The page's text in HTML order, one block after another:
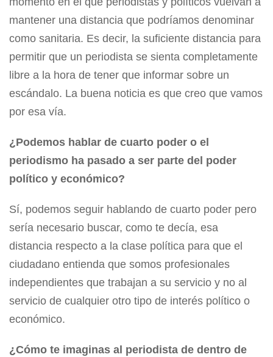
mantener una distancia que podríamos denominar
como sanitaria. Es decir, la suficiente distancia para
permitir que un periodista se sienta completamente
libre a la hora de tener que informar sobre un
escándalo. La buena noticia es que creo que vamos
por esa vía.
¿Podemos hablar de cuarto poder o el
periodismo ha pasado a ser parte del poder
político y económico?
Sí, podemos seguir hablando de cuarto poder pero
sería necesario buscar, como te decía, esa
distancia respecto a la clase política para que el
ciudadano entienda que somos profesionales
independientes que trabajan a su servicio y no al
servicio de cualquier otro tipo de interés político o
económico.
¿Cómo te imaginas al periodista de dentro de